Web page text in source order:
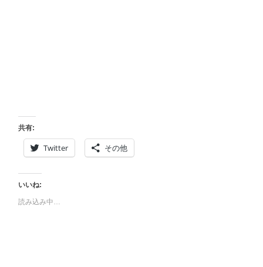
共有:
Twitter その他
いいね:
読み込み中…